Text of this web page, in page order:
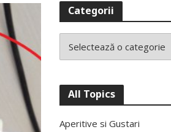
Categorii
All Topics
Aperitive si Gustari